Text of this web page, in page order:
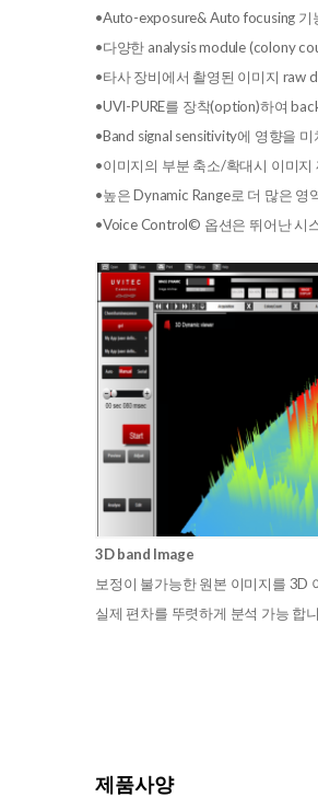
•Auto-exposure& Auto focusing 기
•다양한 analysis module (colony
•타사 장비에서 촬영된 이미지 raw
•UVI-PURE를 장착(option)하여
•Band signal sensitivity에 영향을
•이미지의 부분 축소/확대시 이미
•높은 Dynamic Range로 더 많은 영
•Voice Control© 옵션은 뛰어난 시
3D band Image
보정이 불가능한 원본 이미지를 3D
실제 편차를 뚜렷하게 분석 가능 합
제품사양